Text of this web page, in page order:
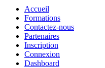
Accueil
Formations
Contactez-nous
Partenaires
Inscription
Connexion
Dashboard